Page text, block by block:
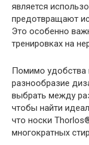
является
предотвращают
Это особенно
тренировках на
Помимо удобства
разнообразие
выбрать между
чтобы найти
что носки
многократных